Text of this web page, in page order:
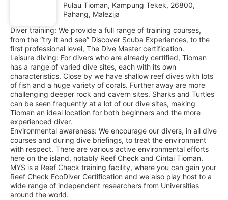
Pulau Tioman, Kampung Tekek, 26800,
Pahang, Malezija
Diver training: We provide a full range of training courses,
from the “try it and see” Discover Scuba Experiences, to the
first professional level, The Dive Master certification.
Leisure diving: For divers who are already certified, Tioman
has a range of varied dive sites, each with its own
characteristics. Close by we have shallow reef dives with lots
of fish and a huge variety of corals. Further away are more
challenging deeper rock and cavern sites. Sharks and Turtles
can be seen frequently at a lot of our dive sites, making
Tioman an ideal location for both beginners and the more
experienced diver.
Environmental awareness: We encourage our divers, in all dive
courses and during dive briefings, to treat the environment
with respect. There are various active environmental efforts
here on the island, notably Reef Check and Cintai Tioman.
MYS is a Reef Check training facility, where you can gain your
Reef Check EcoDiver Certification and we also play host to a
wide range of independent researchers from Universities
around the world.